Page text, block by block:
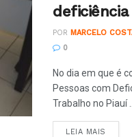
deficiência
POR MARCELO
0
No dia em que é
Pessoas com
Trabalho no Piauí ...
LEIA MAIS